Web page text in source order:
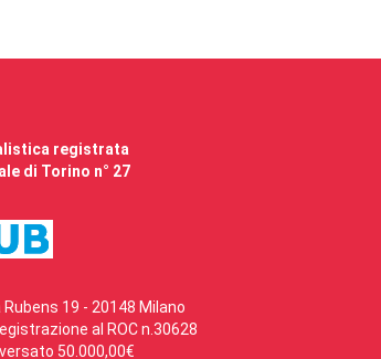
registrata
di Torino n° 27
19 - 20148 Milano
al ROC n.30628
50.000,00€